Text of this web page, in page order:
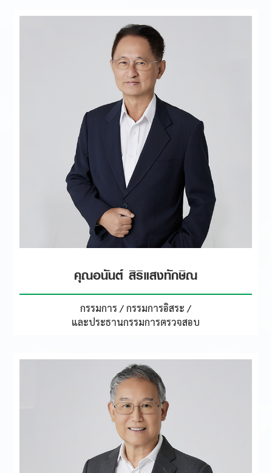
คุณอนันต์ สิริแสงทักษิณ
กรรมการ / กรรมการอิสระ /
และประธานกรรมการตรวจสอบ